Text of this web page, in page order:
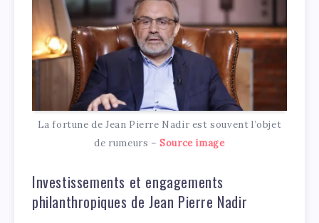
La fortune de Jean Pierre Nadir est souvent l’objet
de rumeurs –Source image
Investissements et engagements
philanthropiques de Jean Pierre Nadir